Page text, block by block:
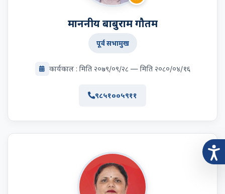
माननीय बाबुराम गौतम
पूर्व सभामुख
कार्यकाल : मिति २०७९/०९/२८ — मिति २०८०/०४/१६
९८५१००५९११